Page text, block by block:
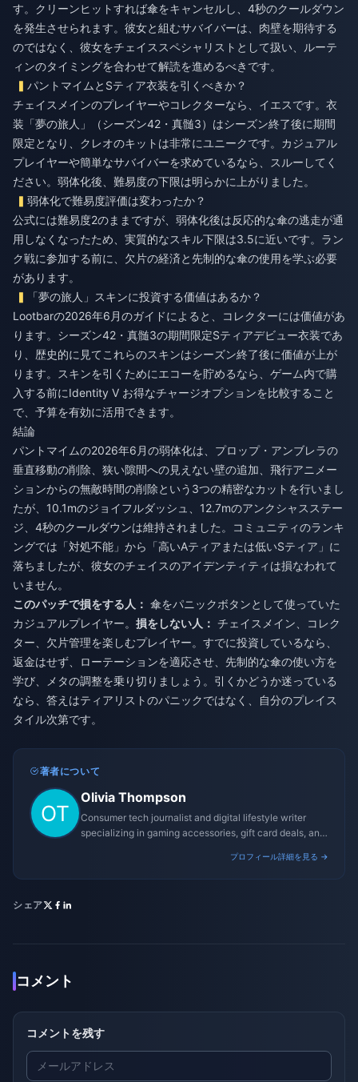
す。クリーンヒットすれば傘をキャンセルし、4秒のクールダウン
を発生させられます。彼女と組むサバイバーは、肉壁を期待する
のではなく、彼女をチェイススペシャリストとして扱い、ルーテ
ィンのタイミングを合わせて解読を進めるべきです。
パントマイムとSティア衣装を引くべきか？
チェイスメインのプレイヤーやコレクターなら、イエスです。衣
装「夢の旅人」（シーズン42・真髄3）はシーズン終了後に期間
限定となり、クレオのキットは非常にユニークです。カジュアル
プレイヤーや簡単なサバイバーを求めているなら、スルーしてく
ださい。弱体化後、難易度の下限は明らかに上がりました。
弱体化で難易度評価は変わったか？
公式には難易度2のままですが、弱体化後は反応的な傘の逃走が通
用しなくなったため、実質的なスキル下限は3.5に近いです。ラン
ク戦に参加する前に、欠片の経済と先制的な傘の使用を学ぶ必要
があります。
「夢の旅人」スキンに投資する価値はあるか？
Lootbarの2026年6月のガイドによると、コレクターには価値があ
ります。シーズン42・真髄3の期間限定Sティアデビュー衣装であ
り、歴史的に見てこれらのスキンはシーズン終了後に価値が上が
ります。スキンを引くためにエコーを貯めるなら、ゲーム内で購
入する前にIdentity V お得なチャージオプションを比較すること
で、予算を有効に活用できます。
結論
パントマイムの2026年6月の弱体化は、プロップ・アンブレラの
垂直移動の削除、狭い隙間への見えない壁の追加、飛行アニメー
ションからの無敵時間の削除という3つの精密なカットを行いまし
たが、10.1mのジョイフルダッシュ、12.7mのアンクシャスステー
ジ、4秒のクールダウンは維持されました。コミュニティのランキ
ングでは「対処不能」から「高いAティアまたは低いSティア」に
落ちましたが、彼女のチェイスのアイデンティティは損なわれて
いません。
このパッチで損をする人： 傘をパニックボタンとして使っていた
カジュアルプレイヤー。 損をしない人： チェイスメイン、コレク
ター、欠片管理を楽しむプレイヤー。すでに投資しているなら、
返金はせず、ローテーションを適応させ、先制的な傘の使い方を
学び、メタの調整を乗り切りましょう。引くかどうか迷っている
なら、答えはティアリストのパニックではなく、自分のプレイス
タイル次第です。
著者について
Olivia Thompson
Consumer tech journalist and digital lifestyle writer
specializing in gaming accessories, gift card deals, and
プロフィール詳細を見る →
シェア
コメント
コメントを残す